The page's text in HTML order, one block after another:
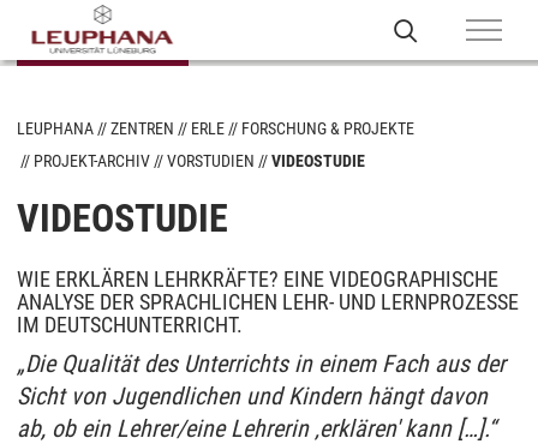
LEUPHANA ZENTREN ERLE
FORSCHUNG & PROJEKTE
PROJEKT-ARCHIV
VORSTUDIEN VIDEOSTUDIE
VIDEOSTUDIE
WIE ERKLÄREN LEHRKRÄFTE? EINE VIDEOGRAPHISCHE
ANALYSE DER SPRACHLICHEN LEHR- UND LERNPROZESSE
IM DEUTSCHUNTERRICHT.
„Die Qualität des Unterrichts in einem Fach aus der
Sicht von Jugendlichen und Kindern hängt davon
ab, ob ein Lehrer/eine Lehrerin ‚erklären' kann […].“